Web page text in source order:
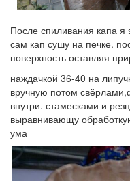
После спиливания капа
сам кап сушу на печке.
поверхность оставляя
наждачкой 36-40 на
вручную потом
внутри. стамесками и
выравнивающу
ума